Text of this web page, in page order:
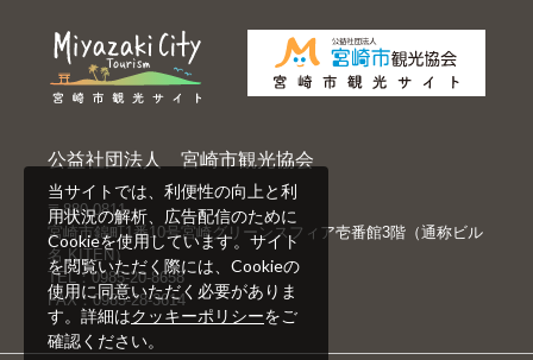
公益社団法人 宮崎市観光協会
〒880-0811
宮崎市錦町1番10号宮崎グリーンスフィア壱番館3階（通称ビル
名 KITEN）
TEL：0985-20-8658
FAX：0985-28-3614
当サイトでは、利便性の向上と利
用状況の解析、広告配信のために
Cookieを使用しています。サイト
を閲覧いただく際には、Cookieの
使用に同意いただく必要がありま
す。詳細はクッキーポリシーをご
確認ください。